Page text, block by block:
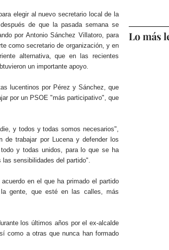
elegir al nuevo secretario local de la
de que la pasada semana se
por Antonio Sánchez Villatoro, para
como secretario de organización, y en
alternativa, que en las recientes
un importante apoyo.
lucentinos por Pérez y Sánchez, que
por un PSOE "más participativo", que
y todos y todas somos necesarios",
de trabajar por Lucena y defender los
y todas unidos, para lo que se ha
sensibilidades del partido".
en el que ha primado el partido
gente, que esté en las calles, más
los últimos años por el ex-alcalde
como a otras que nunca han formado
Lo más